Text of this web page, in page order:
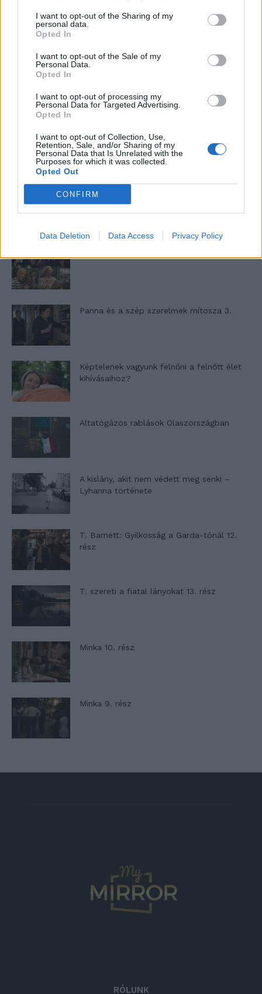
I want to opt-out of the Sharing of my
personal data.
Opted In
I want to opt-out of the Sale of my
Personal Data.
Opted In
I want to opt-out of processing my
Personal Data for Targeted Advertising.
Opted In
I want to opt-out of Collection, Use,
Retention, Sale, and/or Sharing of my
Personal Data that Is Unrelated with the
Purposes for which it was collected.
Opted Out
CONFIRM
Data Deletion Data Access Privacy Policy
A legidegesítőbb kifejezések laza
13. rész
Woody Allen megosztó zsenialitása
A világ legismertebb ruhái
Panna és a szép szerelmek mítosza 3.
Képtelenek vagyunk felnőni a felnőtt élet
kihívásaihoz?
Altatógázos rablások Olaszországban
A kislány, akit nem védett meg senki –
Lyhanna története
T. Barnett: Gyilkosság a Garda-tónál 12.
rész
T. szereti a fiatal lányokat 13. rész
Minka 10. rész
Minka 9. rész
RÓLUNK